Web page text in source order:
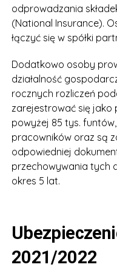
odprowadzania
(National Insurance).
łączyć się w spółki
Dodatkowo osoby
działalność
rocznych rozliczeń
zarejestrować się jako
powyżej 85 tys.
pracowników oraz są
odpowiedniej
przechowywania tych
okres 5 lat.
2021/2022